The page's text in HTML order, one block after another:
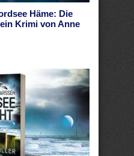
Häme: Die
Krimi von Anne